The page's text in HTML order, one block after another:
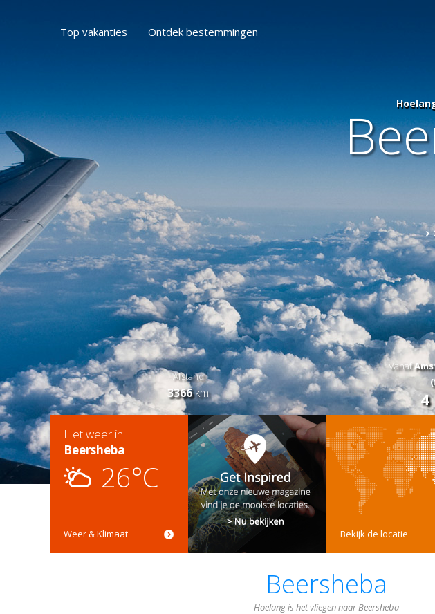
Top vakanties Ontdek bestemmingen
Afstand
3366km
Vanaf
4
Het weer in
Beersheba
26°C
Weer & Klimaat Bekijk de locatie
Beersheba
Hoelang is het vliegen naar Beersheba